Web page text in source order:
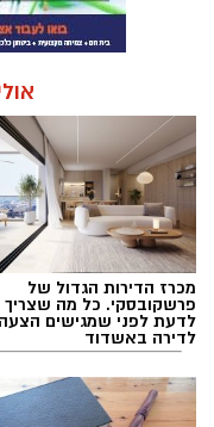
מכרז הדירות הגדול של
פרשקובסקי. כל מה שצריך
לדעת לפני שמגישים הצעה
לדירה באשדוד